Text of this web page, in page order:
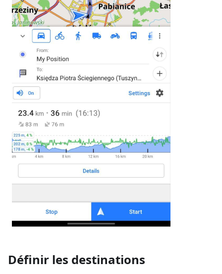
Définir les destinations